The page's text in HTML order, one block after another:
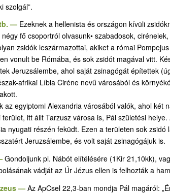
szolgál”.
— Ezeknek a hellenista és országon kívüli
fő csoportról olvasunk• szabadosok,
zsidók leszármazottai, akiket a római
vonult be Rómába, és sok zsidót magával vitt.
Jeruzsálembe, ahol saját zsinagógát építettek
afrikai Líbia Ciréne nevű városából és
az egyiptomi Alexandria városából valók, ahol
terület, itt állt Tarzusz városa is, Pál születési
nyugati részén feküdt. Ezen a területen sok
Jeruzsálembe, és volt saját zsinagógájuk is.
Gondoljunk pl. Nábót elítélésére (1Kir 21,10kk),
vádját az Úr Jézus ellen is felhozták a
— Az ApCsel 22,3-ban mondja Pál magáról: